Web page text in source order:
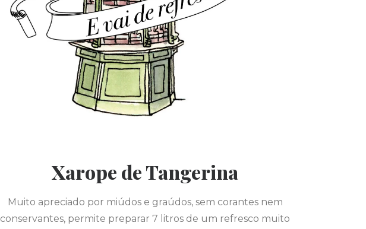
Xarope de Tangerina
Muito apreciado por miúdos e graúdos, sem corantes nem
conservantes, permite preparar 7 litros de um refresco muito